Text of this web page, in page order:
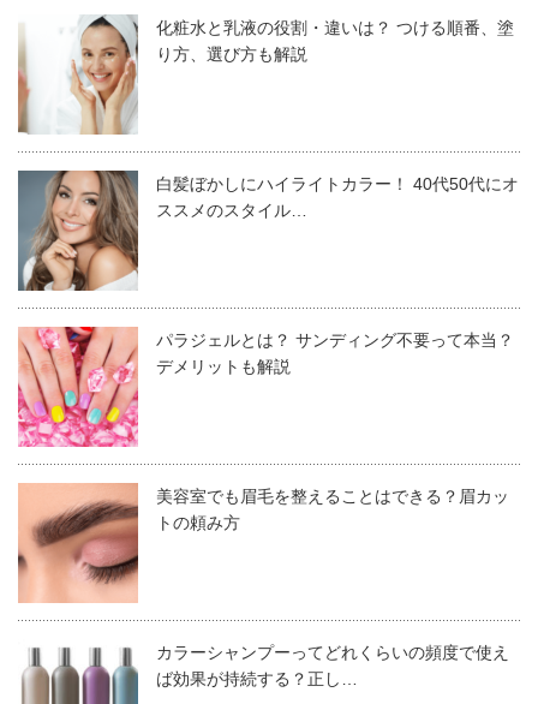
化粧水と乳液の役割・違いは？ つける順番、塗
り方、選び方も解説
白髪ぼかしにハイライトカラー！ 40代50代にオ
ススメのスタイル…
パラジェルとは？ サンディング不要って本当？
デメリットも解説
美容室でも眉毛を整えることはできる？眉カッ
トの頼み方
カラーシャンプーってどれくらいの頻度で使え
ば効果が持続する？正し…